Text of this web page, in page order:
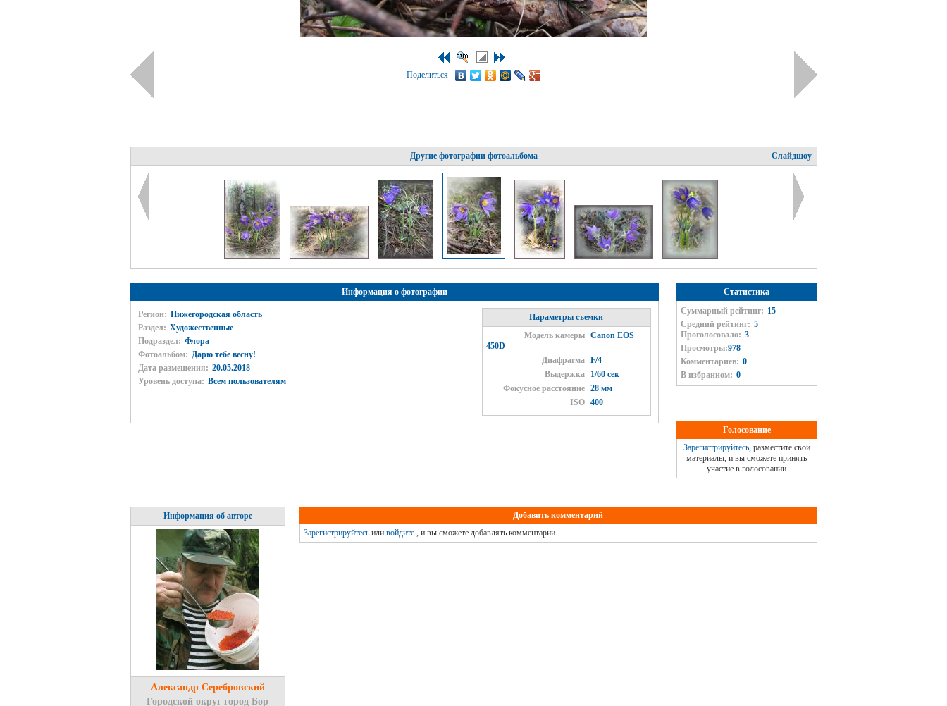
Поделиться
Другие фотографии фотоальбома Слайдшоу
Информация о фотографии
Регион: Нижегородская область
Раздел: Художественные
Подраздел: Флора
Фотоальбом: Дарю тебе весну!
Дата размещения: 20.05.2018
Уровень доступа: Всем пользователям
Параметры съемки
Модель камеры
Canon EOS
450D
Диафрагма
F/4
Выдержка
1/60 сек
Фокусное расстояние
28 мм
ISO
400
Статистика
Суммарный рейтинг: 15
Средний рейтинг: 5
Проголосовало: 3
Просмотры:978
Комментариев: 0
В избранном: 0
Голосование
Зарегистрируйтесь, разместите свои
материалы, и вы сможете принять
участие в голосовании
Информация об авторе
Александр Серебровский
Городской округ город Бор
Добавить комментарий
Зарегистрируйтесьили войдите, и вы сможете добавлять комментарии